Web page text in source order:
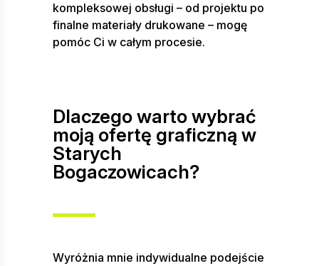
kompleksowej obsługi – od projektu po
finalne materiały drukowane – mogę
pomóc Ci w całym procesie.
Dlaczego warto wybrać
moją ofertę graficzną w
Starych
Bogaczowicach?
Wyróżnia mnie indywidualne podejście